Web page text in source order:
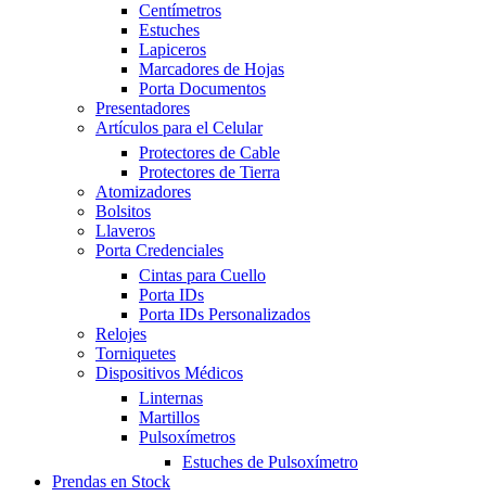
Centímetros
Estuches
Lapiceros
Marcadores de Hojas
Porta Documentos
Presentadores
Artículos para el Celular
Protectores de Cable
Protectores de Tierra
Atomizadores
Bolsitos
Llaveros
Porta Credenciales
Cintas para Cuello
Porta IDs
Porta IDs Personalizados
Relojes
Torniquetes
Dispositivos Médicos
Linternas
Martillos
Pulsoxímetros
Estuches de Pulsoxímetro
Prendas en Stock